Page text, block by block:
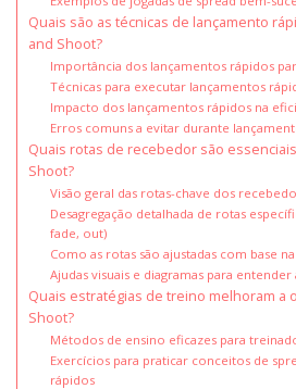
Quais são as técnicas de lançamento
and Shoot?
Importância dos lançamentos rápidos
Técnicas para executar lançamentos
Impacto dos lançamentos rápidos na
Erros comuns a evitar durante
Quais rotas de recebedor são
Shoot?
Visão geral das rotas-chave dos
Desagregação detalhada de rotas
fade, out)
Como as rotas são ajustadas com base
Ajudas visuais e diagramas para entender
Quais estratégias de treino melhoram a
Shoot?
Métodos de ensino eficazes para
Exercícios para praticar conceitos de
rápidos